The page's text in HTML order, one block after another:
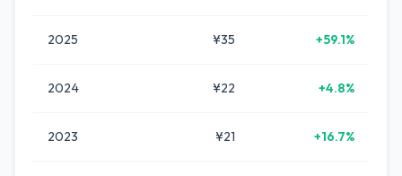
2025 ¥35 +59.1%
2024 ¥22 +4.8%
2023 ¥21 +16.7%